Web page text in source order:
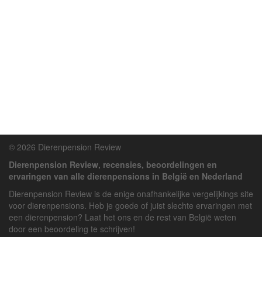
© 2026 Dierenpension Review
Dierenpension Review, recensies, beoordelingen en
ervaringen van alle dierenpensions in België en Nederland
Dierenpension Review is de enige onafhankelijke vergelijkings site
voor dierenpensions. Heb je goede of juist slechte ervaringen met
een dierenpension? Laat het ons en de rest van België weten
door een beoordeling te schrijven!